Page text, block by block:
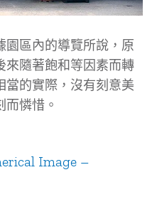
園區內的導覽所說，原
來隨著飽和等因素而轉
當的實際，沒有刻意美
憐惜。
Image –